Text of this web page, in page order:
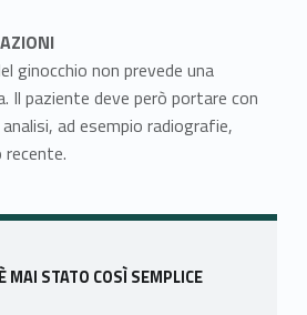
ginocchio non prevede una
Il paziente deve però portare con
ad esempio radiografie,
MAI STATO COSÌ SEMPLICE